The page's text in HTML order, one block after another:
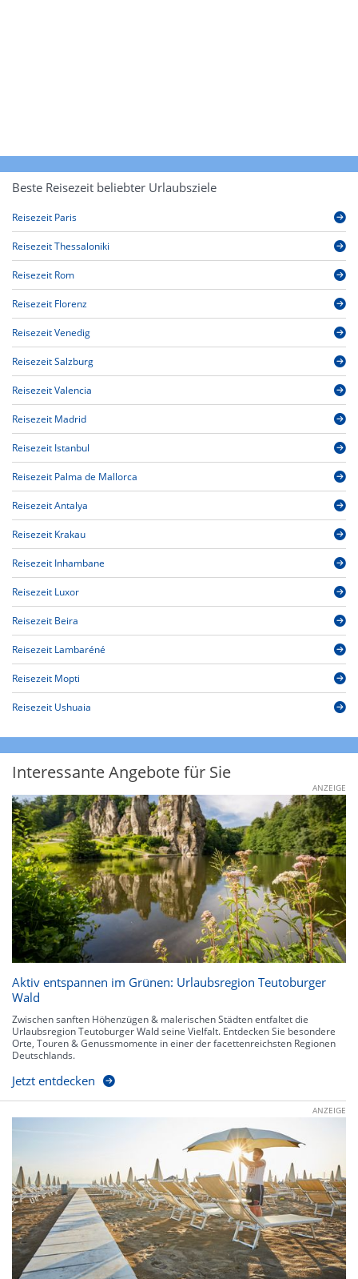
Beste Reisezeit beliebter Urlaubsziele
Reisezeit Paris
Reisezeit Thessaloniki
Reisezeit Rom
Reisezeit Florenz
Reisezeit Venedig
Reisezeit Salzburg
Reisezeit Valencia
Reisezeit Madrid
Reisezeit Istanbul
Reisezeit Palma de Mallorca
Reisezeit Antalya
Reisezeit Krakau
Reisezeit Inhambane
Reisezeit Luxor
Reisezeit Beira
Reisezeit Lambaréné
Reisezeit Mopti
Reisezeit Ushuaia
Interessante Angebote für Sie
ANZEIGE
Aktiv entspannen im Grünen: Urlaubsregion Teutoburger
Wald
Zwischen sanften Höhenzügen & malerischen Städten entfaltet die
Urlaubsregion Teutoburger Wald seine Vielfalt. Entdecken Sie besondere
Orte, Touren & Genussmomente in einer der facettenreichsten Regionen
Deutschlands.
Jetzt entdecken
ANZEIGE